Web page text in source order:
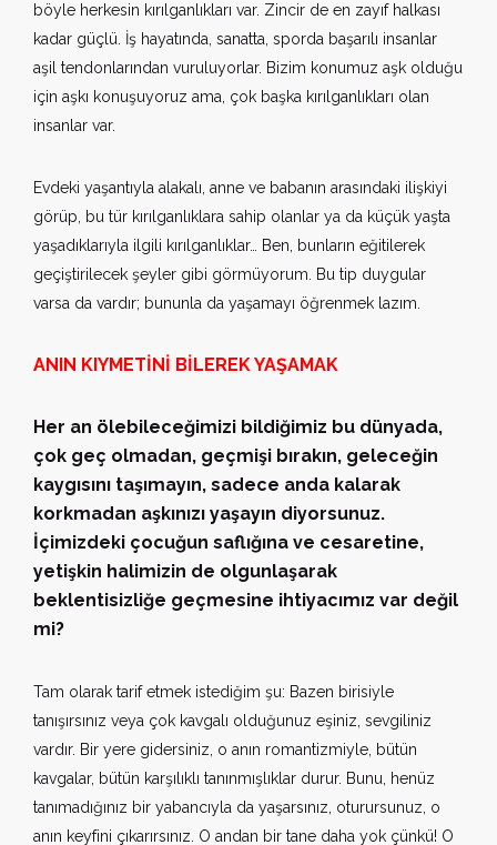
böyle herkesin kırılganlıkları var. Zincir de en zayıf halkası
kadar güçlü. İş hayatında, sanatta, sporda başarılı insanlar
aşil tendonlarından vuruluyorlar. Bizim konumuz aşk olduğu
için aşkı konuşuyoruz ama, çok başka kırılganlıkları olan
insanlar var.
Evdeki yaşantıyla alakalı, anne ve babanın arasındaki ilişkiyi
görüp, bu tür kırılganlıklara sahip olanlar ya da küçük yaşta
yaşadıklarıyla ilgili kırılganlıklar… Ben, bunların eğitilerek
geçiştirilecek şeyler gibi görmüyorum. Bu tip duygular
varsa da vardır; bununla da yaşamayı öğrenmek lazım.
ANIN KIYMETİNİ BİLEREK YAŞAMAK
Her an ölebileceğimizi bildiğimiz bu dünyada,
çok geç olmadan, geçmişi bırakın, geleceğin
kaygısını taşımayın, sadece anda kalarak
korkmadan aşkınızı yaşayın diyorsunuz.
İçimizdeki çocuğun saflığına ve cesaretine,
yetişkin halimizin de olgunlaşarak
beklentisizliğe geçmesine ihtiyacımız var değil
mi?
Tam olarak tarif etmek istediğim şu: Bazen birisiyle
tanışırsınız veya çok kavgalı olduğunuz eşiniz, sevgiliniz
vardır. Bir yere gidersiniz, o anın romantizmiyle, bütün
kavgalar, bütün karşılıklı tanınmışlıklar durur. Bunu, henüz
tanımadığınız bir yabancıyla da yaşarsınız, oturursunuz, o
anın keyfini çıkarırsınız. O andan bir tane daha yok çünkü! O